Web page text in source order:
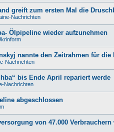
greift zum ersten Mal die
Nachrichten
Ölpipeline wieder aufzunehmen
nannte den Zeitrahmen für
Nachrichten
bis Ende April repariert werde
Nachrichten
abgeschlossen
von 47.000